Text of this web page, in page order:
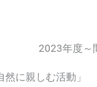
2023年度～
に親しむ活動」